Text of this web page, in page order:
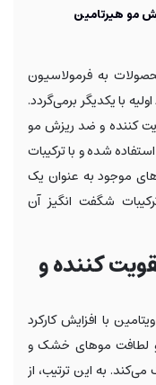
مو هیرتامین
به فرمولاسیون
با یکدیگر برمی‌گردد.
کننده و ضد ریزش مو
شده و با ترکیبات
موجود به عنوان یک
شگفت انگیز آن
کننده و
با افزایش کارکرد
لطافت موهای خشک و
به این ترتیب، از